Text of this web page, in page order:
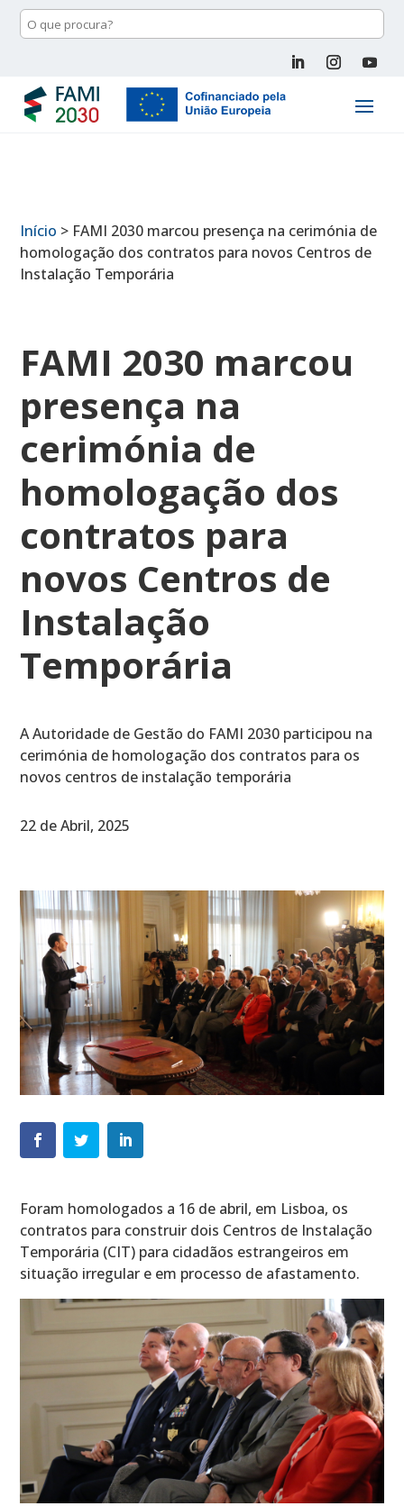
Início > FAMI 2030 marcou presença na cerimónia de
homologação dos contratos para novos Centros de
Instalação Temporária
FAMI 2030 marcou
presença na
cerimónia de
homologação dos
contratos para
novos Centros de
Instalação
Temporária
A Autoridade de Gestão do FAMI 2030 participou na
cerimónia de homologação dos contratos para os
novos centros de instalação temporária
22 de Abril, 2025
Foram homologados a 16 de abril, em Lisboa, os
contratos para construir dois Centros de Instalação
Temporária (CIT) para cidadãos estrangeiros em
situação irregular e em processo de afastamento.